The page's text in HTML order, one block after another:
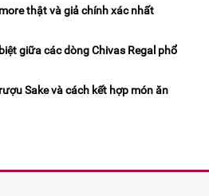
thật và giả chính xác nhất
giữa các dòng Chivas Regal phổ
Sake và cách kết hợp món ăn